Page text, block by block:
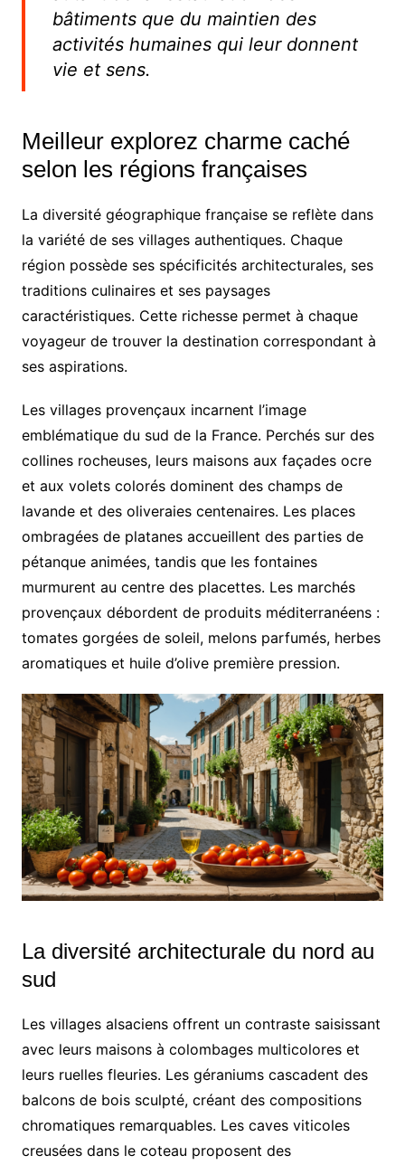
bâtiments que du maintien des
activités humaines qui leur donnent
vie et sens.
Meilleur explorez charme caché
selon les régions françaises
La diversité géographique française se reflète dans
la variété de ses villages authentiques. Chaque
région possède ses spécificités architecturales, ses
traditions culinaires et ses paysages
caractéristiques. Cette richesse permet à chaque
voyageur de trouver la destination correspondant à
ses aspirations.
Les villages provençaux incarnent l’image
emblématique du sud de la France. Perchés sur des
collines rocheuses, leurs maisons aux façades ocre
et aux volets colorés dominent des champs de
lavande et des oliveraies centenaires. Les places
ombragées de platanes accueillent des parties de
pétanque animées, tandis que les fontaines
murmurent au centre des placettes. Les marchés
provençaux débordent de produits méditerranéens :
tomates gorgées de soleil, melons parfumés, herbes
aromatiques et huile d’olive première pression.
La diversité architecturale du nord au
sud
Les villages alsaciens offrent un contraste saisissant
avec leurs maisons à colombages multicolores et
leurs ruelles fleuries. Les géraniums cascadent des
balcons de bois sculpté, créant des compositions
chromatiques remarquables. Les caves viticoles
creusées dans le coteau proposent des